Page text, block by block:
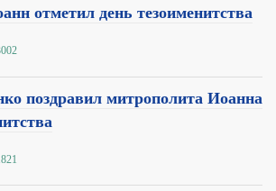
отметил день тезоименитства
поздравил митрополита Иоанна